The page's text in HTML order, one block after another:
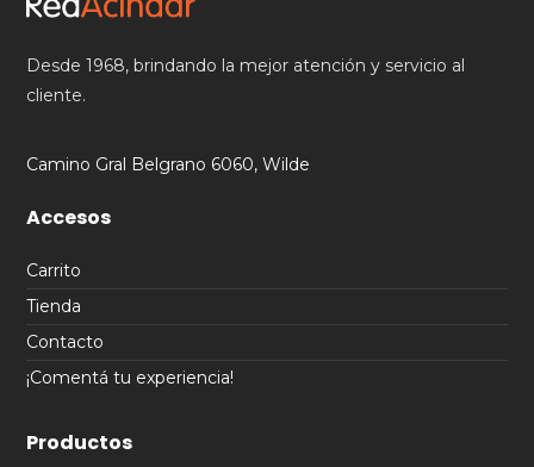
Desde 1968, brindando la mejor atención y servicio al
cliente.
Camino Gral Belgrano 6060, Wilde
Accesos
Carrito
Tienda
Contacto
¡Comentá tu experiencia!
Productos